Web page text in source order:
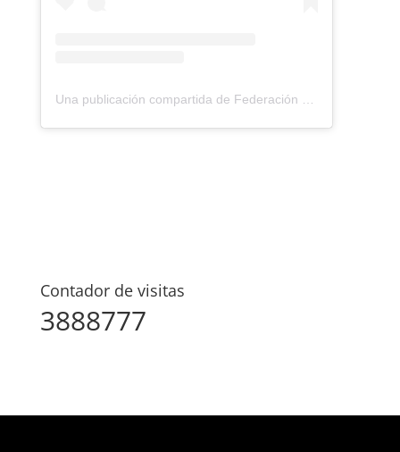
Una publicación compartida de Federación Montañismo Tenerife (@federacion_montanismo_tenerife)
Contador de visitas
3888777